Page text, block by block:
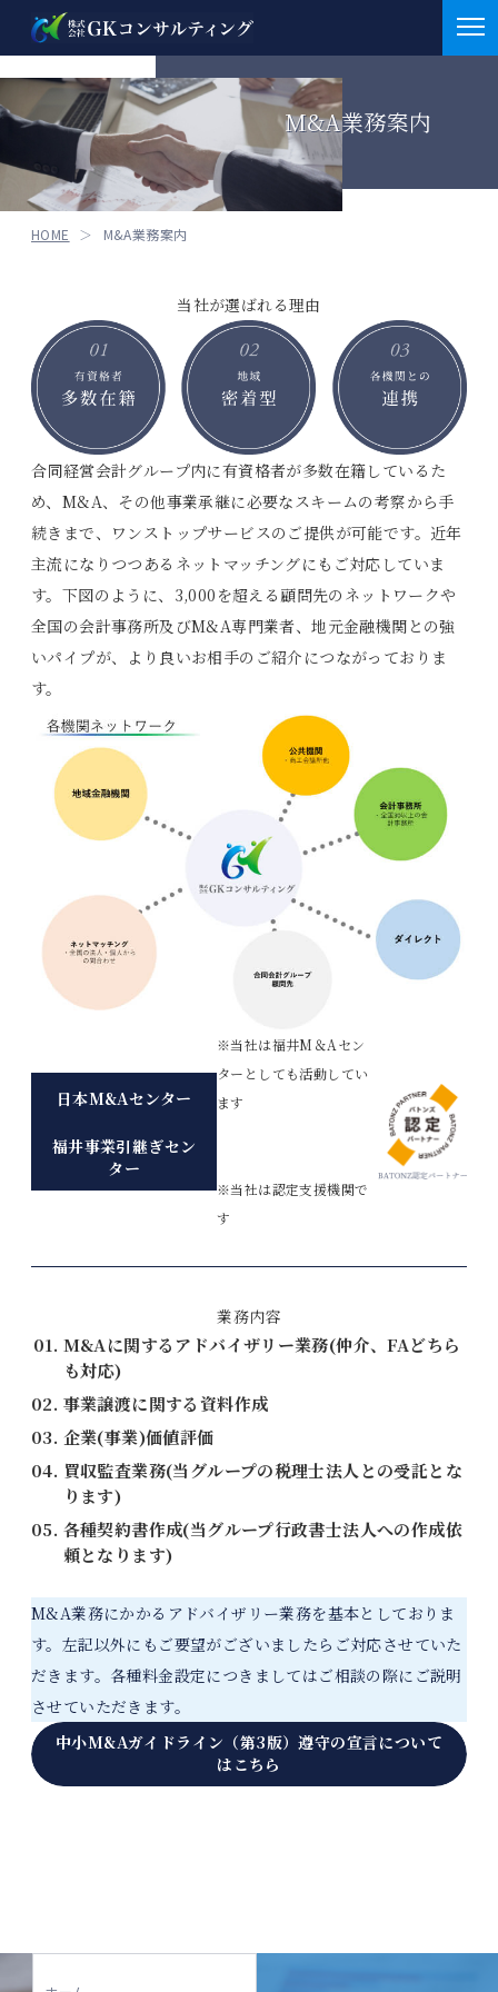
お知らせ
お知らせ
お知らせ
重要
サービス
クラファン
医業支援案件
その他
会社概要
M&A
介護支援業務
介護支援業務
BCP策定支援
補助金申請支援
クラウドファンディング
セミナー情報
採用情報
お問い合わせ
M&A業務案内
HOME M&A業務案内
当社が選ばれる理由
合同経営会計グループ内に有資格者が多数在籍しているた
め、M&A、その他事業承継に必要なスキームの考察から手
続きまで、ワンストップサービスのご提供が可能です。近年
主流になりつつあるネットマッチングにもご対応していま
す。下図のように、3,000を超える顧問先のネットワークや
全国の会計事務所及びM&A専門業者、地元金融機関との強
いパイプが、より良いお相手のご紹介につながっておりま
す。
日本M&Aセンター
福井事業引継ぎセン
ター
※当社は福井M＆Aセン
ターとしても活動してい
ます
※当社は認定支援機関で
す
業務内容
M&Aに関するアドバイザリー業務(仲介、FAどちら
も対応)
事業譲渡に関する資料作成
企業(事業)価値評価
買収監査業務(当グループの税理士法人との受託とな
ります)
各種契約書作成(当グループ行政書士法人への作成依
頼となります)
M&A業務にかかるアドバイザリー業務を基本としておりま
す。左記以外にもご要望がございましたらご対応させていた
だきます。各種料金設定につきましてはご相談の際にご説明
させていただきます。
中小M&Aガイドライン（第3版）遵守の宣言について
はこちら